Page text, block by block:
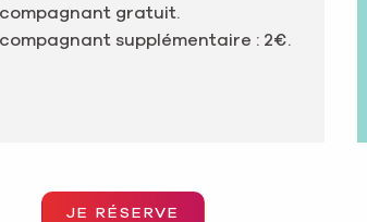
gratuit.
supplémentaire : 2€.
JE RÉSERVE